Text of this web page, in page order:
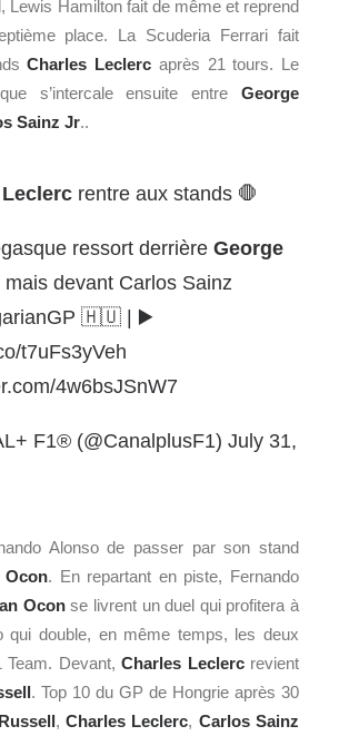
Lewis Hamilton fait de même et reprend
place. La Scuderia Ferrari fait
Charles Leclerc après 21 tours. Le
s’intercale ensuite entre George
Sainz Jr..
rentre aux stands 🛑
ressort derrière George
mais devant Carlos Sainz
🇭🇺 | ▶️
t7uFs3yVeh
4w6bsJSnW7
F1® (@CanalplusF1) July 31,
Alonso de passer par son stand
Ocon. En repartant en piste, Fernando
Oconse livrent un duel qui profitera à
qui double, en même temps, les deux
Team. Devant,Charles Leclercrevient
. Top 10 du GP de Hongrie après 30
,Charles Leclerc, Carlos Sainz